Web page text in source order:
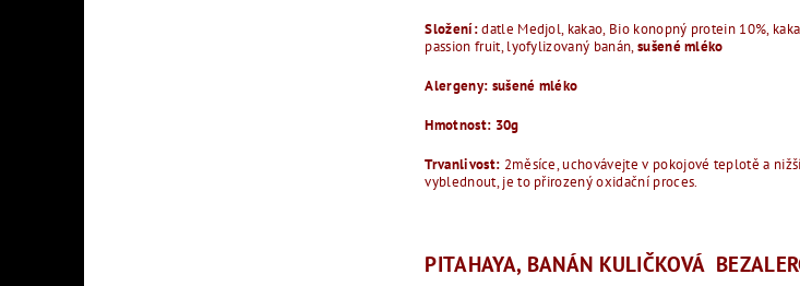
Složení:datle Medjol, kakao, Bio konopný protein 10%,
passion fruit, lyofylizovaný banán,sušené mléko
Alergeny: sušené mléko
Hmotnost: 30g
Trvanlivost: 2měsíce, uchovávejte v pokojové teplotě a
vyblednout, je to přirozený oxidační proces.
PITAHAYA, BANÁN KULIČKOVÁ